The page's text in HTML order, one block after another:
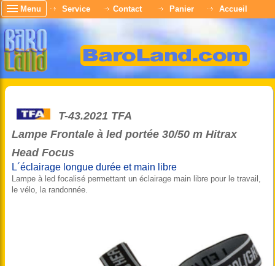
Menu Service Contact Panier Accueil
T-43.2021 TFA
Lampe Frontale à led portée 30/50 m Hitrax
Head Focus
L´éclairage longue durée et main libre
Lampe à led focalisé permettant un éclairage main libre pour le travail,
le vélo, la randonnée.